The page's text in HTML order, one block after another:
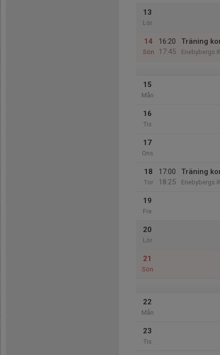
13
Lör
14
Sön
16:20
17:45
Träning
Enebybergs
15
Mån
16
Tis
17
Ons
18
Tor
17:00
18:25
Träning
Enebybergs
19
Fre
20
Lör
21
Sön
22
Mån
23
Tis